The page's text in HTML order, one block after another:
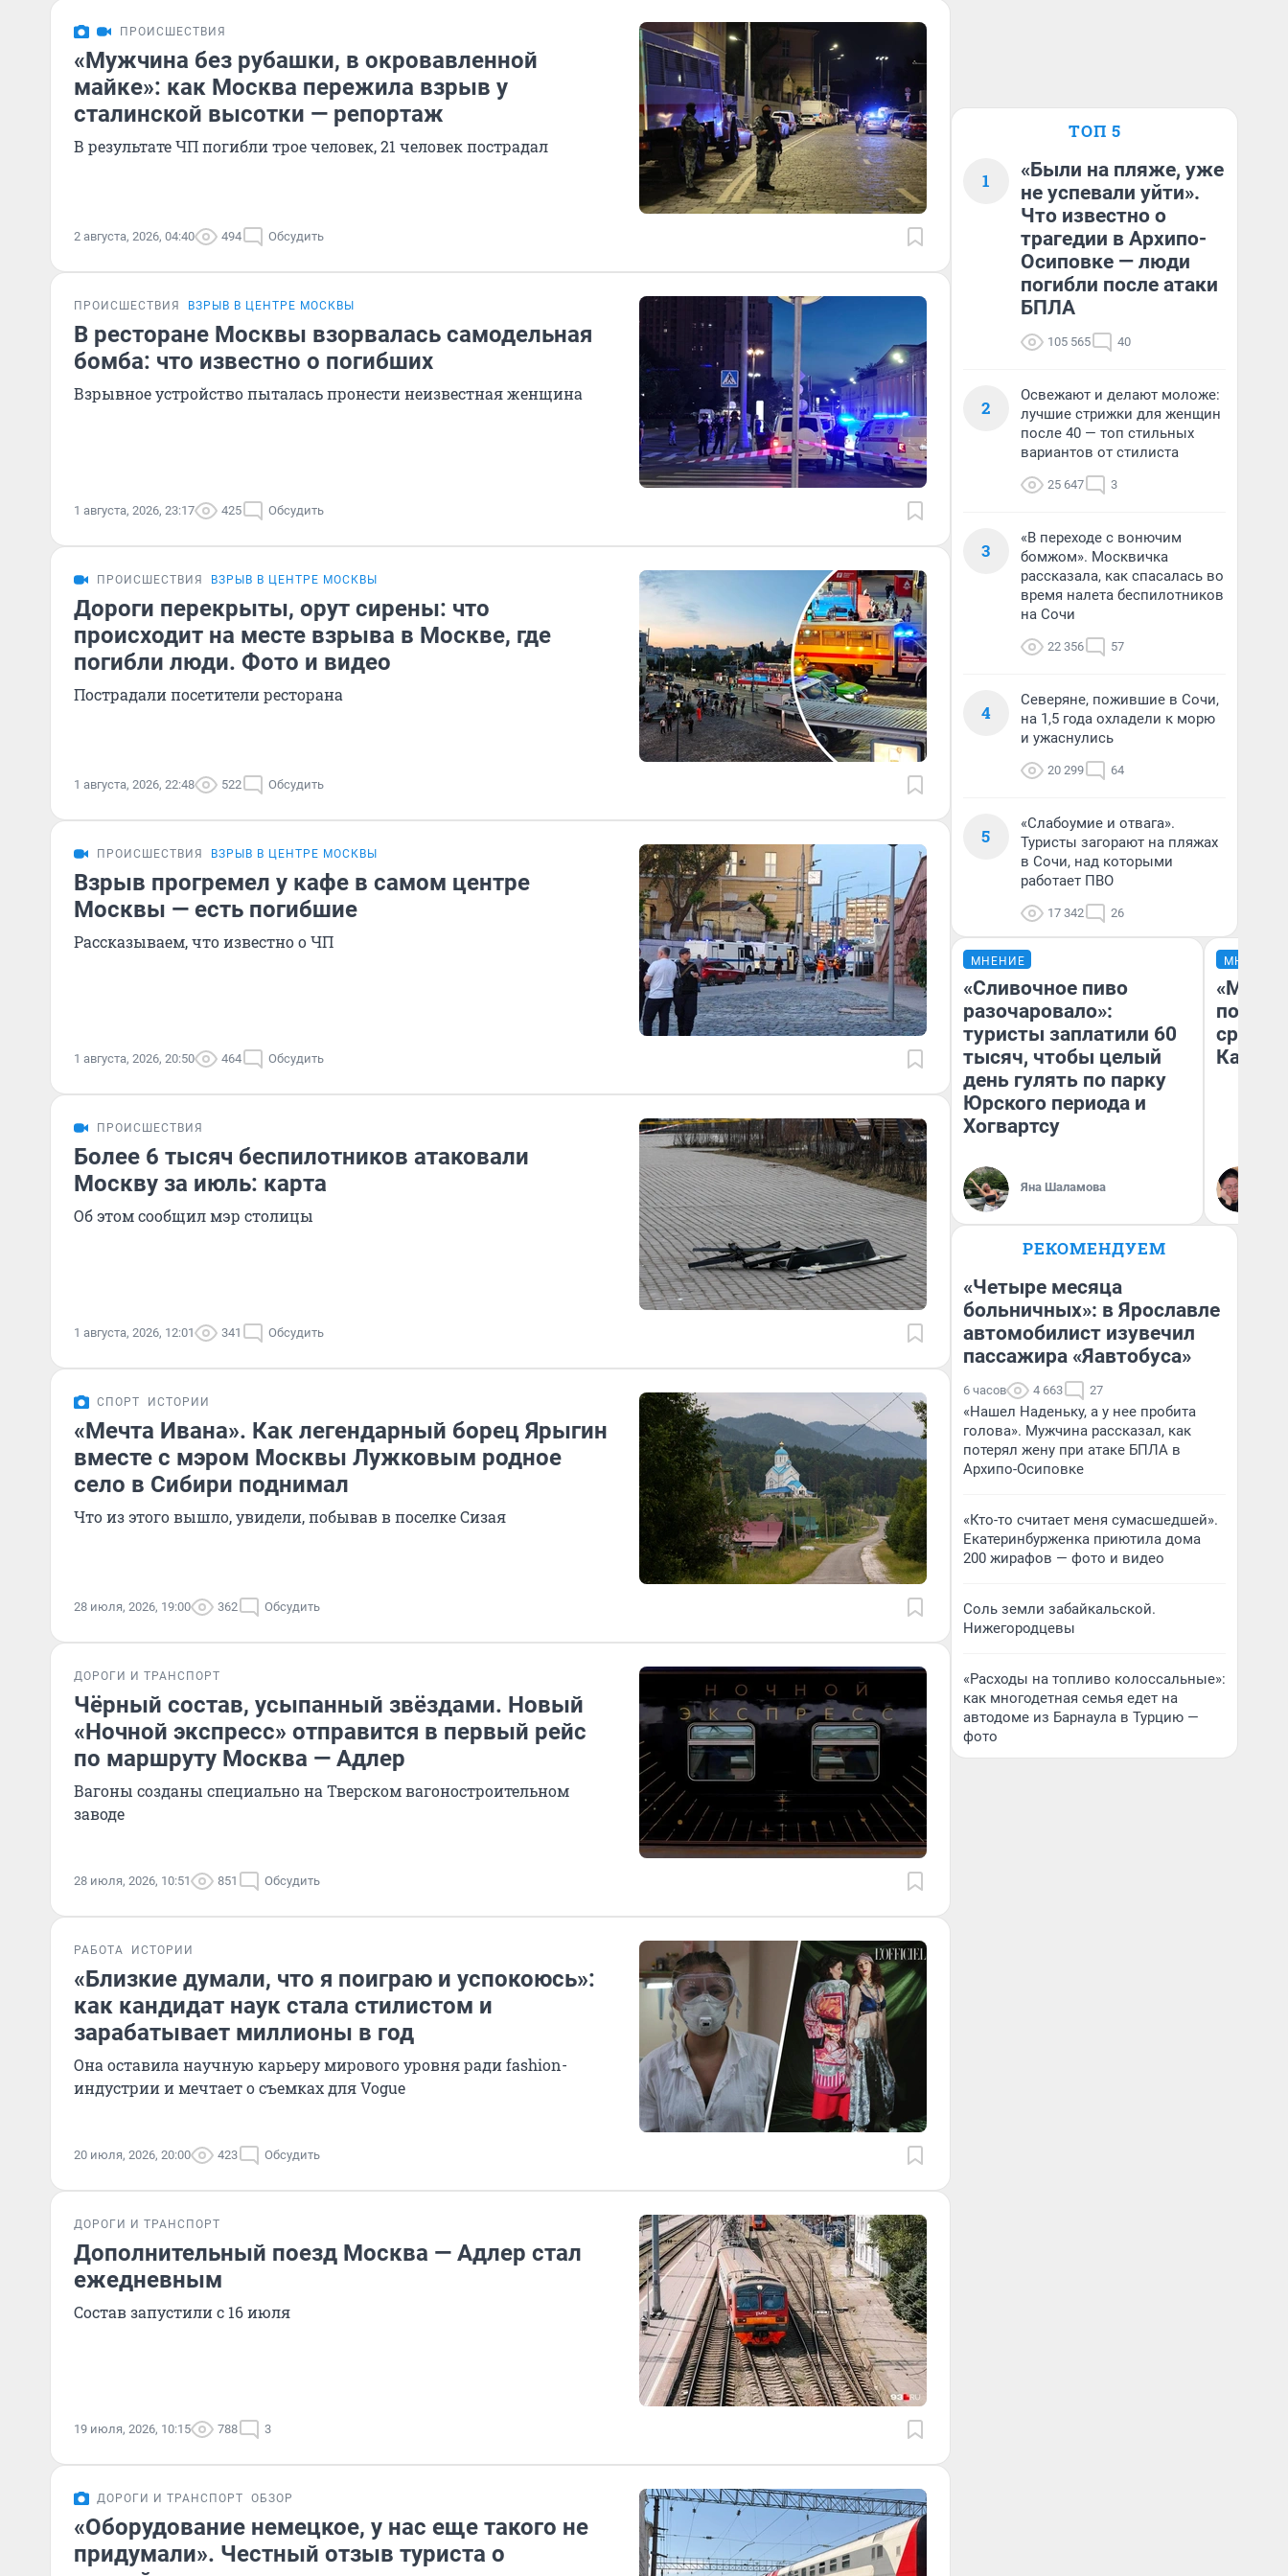
ПРОИСШЕСТВИЯ
«Мужчина без рубашки, в окровавленной
майке»: как Москва пережила взрыв у
сталинской высотки — репортаж
В результате ЧП погибли трое человек, 21 человек пострадал
2 августа, 2026, 04:40 494 Обсудить
ПРОИСШЕСТВИЯ ВЗРЫВ В ЦЕНТРЕ МОСКВЫ
В ресторане Москвы взорвалась самодельная
бомба: что известно о погибших
Взрывное устройство пыталась пронести неизвестная женщина
1 августа, 2026, 23:17 425 Обсудить
ПРОИСШЕСТВИЯ ВЗРЫВ В ЦЕНТРЕ МОСКВЫ
Дороги перекрыты, орут сирены: что
происходит на месте взрыва в Москве, где
погибли люди. Фото и видео
Пострадали посетители ресторана
1 августа, 2026, 22:48 522 Обсудить
ПРОИСШЕСТВИЯ ВЗРЫВ В ЦЕНТРЕ МОСКВЫ
Взрыв прогремел у кафе в самом центре
Москвы — есть погибшие
Рассказываем, что известно о ЧП
1 августа, 2026, 20:50 464 Обсудить
ПРОИСШЕСТВИЯ
Более 6 тысяч беспилотников атаковали
Москву за июль: карта
Об этом сообщил мэр столицы
1 августа, 2026, 12:01 341 Обсудить
СПОРТ ИСТОРИИ
«Мечта Ивана». Как легендарный борец Ярыгин
вместе с мэром Москвы Лужковым родное
село в Сибири поднимал
Что из этого вышло, увидели, побывав в поселке Сизая
28 июля, 2026, 19:00 362 Обсудить
ДОРОГИ И ТРАНСПОРТ
Чёрный состав, усыпанный звёздами. Новый
«Ночной экспресс» отправится в первый рейс
по маршруту Москва — Адлер
Вагоны созданы специально на Тверском вагоностроительном
заводе
28 июля, 2026, 10:51 851 Обсудить
РАБОТА ИСТОРИИ
«Близкие думали, что я поиграю и успокоюсь»:
как кандидат наук стала стилистом и
зарабатывает миллионы в год
Она оставила научную карьеру мирового уровня ради fashion-
индустрии и мечтает о съемках для Vogue
20 июля, 2026, 20:00 423 Обсудить
ДОРОГИ И ТРАНСПОРТ
Дополнительный поезд Москва — Адлер стал
ежедневным
Состав запустили с 16 июля
19 июля, 2026, 10:15 788 3
ДОРОГИ И ТРАНСПОРТ ОБЗОР
«Оборудование немецкое, у нас еще такого не
придумали». Честный отзыв туриста о
ТОП 5
1
«Были на пляже, уже
не успевали уйти».
Что известно о
трагедии в Архипо-
Осиповке — люди
погибли после атаки
БПЛА
105 565 40
2
Освежают и делают моложе:
лучшие стрижки для женщин
после 40 — топ стильных
вариантов от стилиста
25 647 3
3
«В переходе с вонючим
бомжом». Москвичка
рассказала, как спасалась во
время налета беспилотников
на Сочи
22 356 57
4
Северяне, пожившие в Сочи,
на 1,5 года охладели к морю
и ужаснулись
20 299 64
5
«Слабоумие и отвага».
Туристы загорают на пляжах
в Сочи, над которыми
работает ПВО
17 342 26
МНЕНИЕ
«Сливочное пиво
разочаровало»:
туристы заплатили 60
тысяч, чтобы целый
день гулять по парку
Юрского периода и
Хогвартсу
Яна Шаламова
МНЕНИЕ
РЕКОМЕНДУЕМ
«Четыре месяца
больничных»: в Ярославле
автомобилист изувечил
пассажира «Яавтобуса»
6 часов 4 663 27
«Нашел Наденьку, а у нее пробита
голова». Мужчина рассказал, как
потерял жену при атаке БПЛА в
Архипо-Осиповке
«Кто-то считает меня сумасшедшей».
Екатеринбурженка приютила дома
200 жирафов — фото и видео
Соль земли забайкальской.
Нижегородцевы
«Расходы на топливо колоссальные»:
как многодетная семья едет на
автодоме из Барнаула в Турцию —
фото